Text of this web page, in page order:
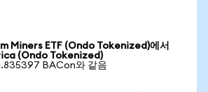
Miners ETF (Ondo Tokenized)에서
(Ondo Tokenized)
BACon와 같음